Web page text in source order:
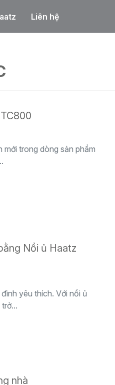
Liên hệ
trong dòng sản phẩm
Nồi ủ Haatz
yêu thích. Với nồi ủ
nhà